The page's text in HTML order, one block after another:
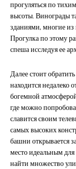
прогуляться по
высоты. Винограды
зданиями, многие из
Прогулка по этому
спеша исследуя ее
Далее стоит
находится недалеко
богемной
где можно
славится своим
самых высоких
башни открывается
место идеальным
найти множество